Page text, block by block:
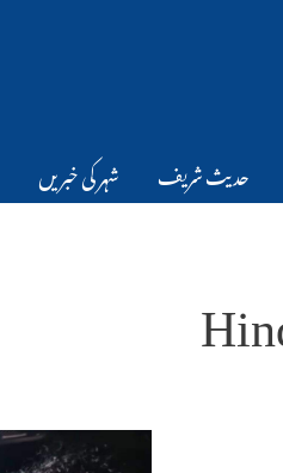
حدیث شریف شہر کی خبریں